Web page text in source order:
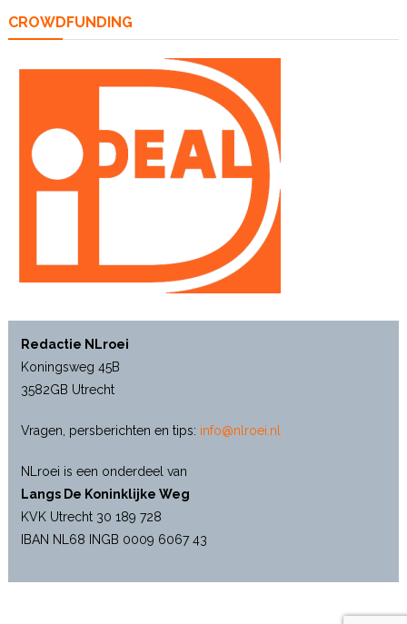
CROWDFUNDING
Redactie NLroei
Koningsweg 45B
3582GB Utrecht
Vragen, persberichten en tips: info@nlroei.nl
NLroei is een onderdeel van
Langs De Koninklijke Weg
KVK Utrecht 30 189 728
IBAN NL68 INGB 0009 6067 43